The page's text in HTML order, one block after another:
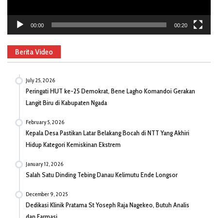
00:00 00:20
Berita Video
July 25, 2026
Peringati HUT ke-25 Demokrat, Bene Lagho Komandoi Gerakan
Langit Biru di Kabupaten Ngada
February 5, 2026
Kepala Desa Pastikan Latar Belakang Bocah di NTT Yang Akhiri
Hidup Kategori Kemiskinan Ekstrem
January 12, 2026
Salah Satu Dinding Tebing Danau Kelimutu Ende Longsor
December 9, 2025
Dedikasi Klinik Pratama St Yoseph Raja Nagekeo, Butuh Analis